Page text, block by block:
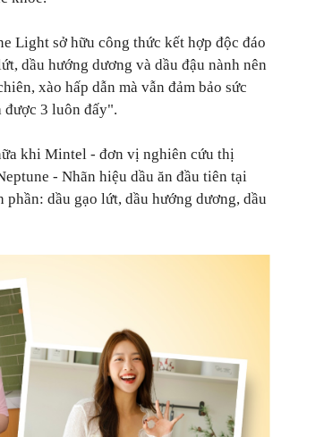
Light sở hữu công thức kết hợp độc đáo
dầu hướng dương và dầu đậu nành nên
xào hấp dẫn mà vẫn đảm bảo sức
được 3 luôn đấy".
khi Mintel - đơn vị nghiên cứu thị
- Nhãn hiệu dầu ăn đầu tiên tại
dầu gạo lứt, dầu hướng dương, dầu